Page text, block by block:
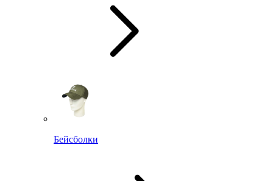
Бейсболки